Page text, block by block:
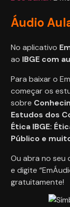
Áudio
No aplicativo
ao IBGE com
Para baixar o
começar os
sobre
Estudos dos
Ética IBGE:
Público e
Ou abra no seu
e digite
gratuitamente!